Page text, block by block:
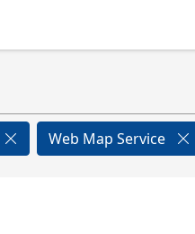
Web Map Service